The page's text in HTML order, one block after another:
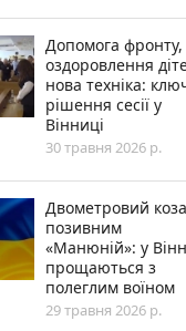
Допомога фронту,
оздоровлення
нова техніка:
рішення сесії у
Вінниці
30 травня 2026 р.
Двометровий
позивним
«Манюній»: у
прощаються з
полеглим воїном
29 травня 2026 р.